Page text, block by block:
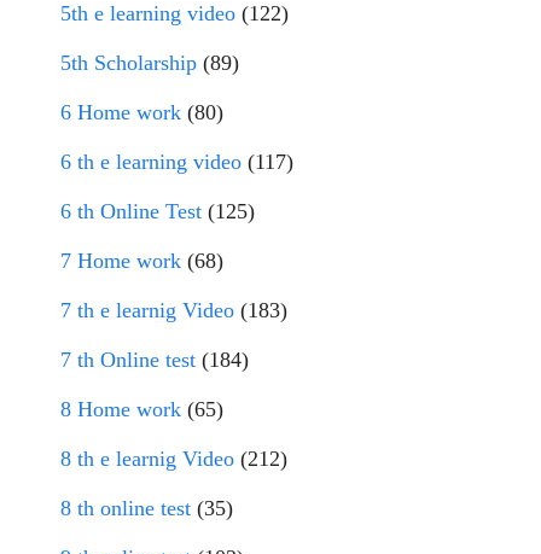
5th e learning video (122)
5th Scholarship (89)
6 Home work (80)
6 th e learning video (117)
6 th Online Test (125)
7 Home work (68)
7 th e learnig Video (183)
7 th Online test (184)
8 Home work (65)
8 th e learnig Video (212)
8 th online test (35)